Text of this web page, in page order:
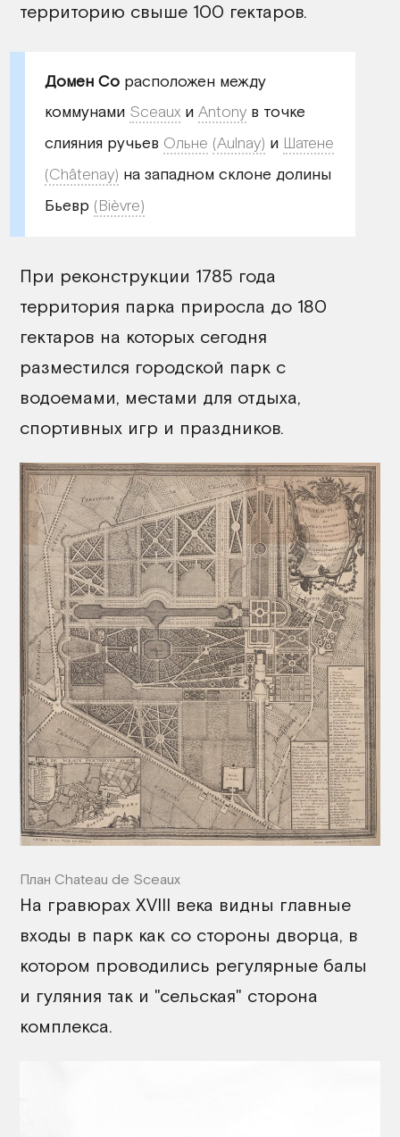
территорию свыше 100 гектаров.
Домен Сорасположен между
коммунами Sceauxи Antonyв точке
слияния ручьев Ольне (Aulnay) и Шатене
(Châtenay) на западном склоне долины
Бьевр (Bièvre)
При реконструкции 1785 года
территория парка приросла до 180
гектаров на которых сегодня
разместился городской парк с
водоемами, местами для отдыха,
спортивных игр и праздников.
План Chateau de Sceaux
На гравюрах XVIII века видны главные
входы в парк как со стороны дворца, в
котором проводились регулярные балы
и гуляния так и "сельская" сторона
комплекса.